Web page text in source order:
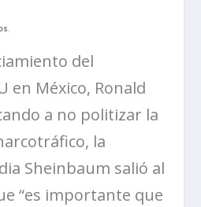
.
del
en México, Ronald
a no politizar la
la
Sheinbaum salió al
“es importante que